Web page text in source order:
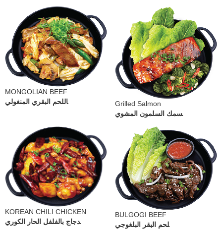
MONGOLIAN BEEF
اللحم البقري المنغولي
Grilled Salmon
سمك السلمون المشوي
KOREAN CHILI CHICKEN
دجاج بالفلفل الحار الكوري
BULGOGI BEEF
لحم البقر البلغوجي